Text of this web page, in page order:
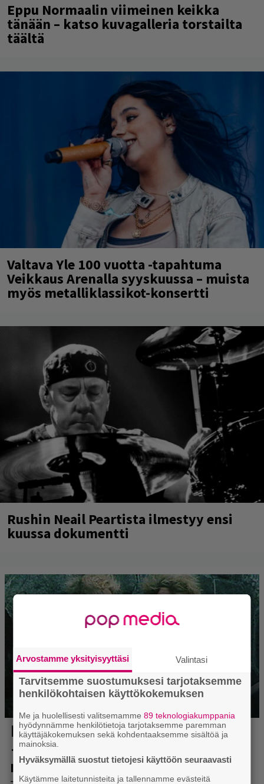
Eppu Normaalin viimeinen keikka
tänään – katso kuvagalleria torstailta
täältä
Valtava Yle 100 vuotta -tapahtuma
Veikkaus Arenalla syyskuussa – muista
myös metalliklassikot-konsertti
Rushin Neail Peartista ilmestyy ensi
kuussa dokumentti
Arvostamme yksityisyyttäsi Valintasi
Tarvitsemme suostumuksesi tarjotaksemme
henkilökohtaisen käyttökokemuksen
Me ja huolellisesti valitsemamme89 teknologiakumppania
hyödynnämme henkilötietoja tarjotaksemme paremman
käyttäjäkokemuksen sekä kohdentaaksemme sisältöä ja
mainoksia.
Hyväksymällä suostut tietojesi käyttöön seuraavasti
Käytämme laitetunnisteita ja tallennamme evästeitä